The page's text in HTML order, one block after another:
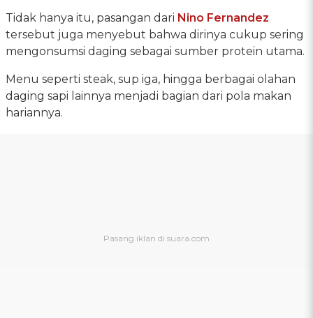
Tidak hanya itu, pasangan dari Nino Fernandez
tersebut juga menyebut bahwa dirinya cukup sering
mengonsumsi daging sebagai sumber protein utama.
Menu seperti steak, sup iga, hingga berbagai olahan
daging sapi lainnya menjadi bagian dari pola makan
hariannya.